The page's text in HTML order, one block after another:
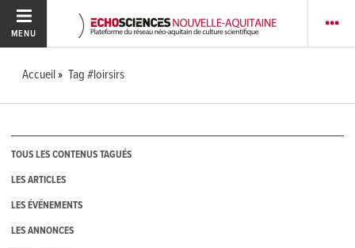
MENU
Accueil Tag #loirsirs
TOUS LES CONTENUS TAGUÉS
LES ARTICLES
LES ÉVÉNEMENTS
LES ANNONCES